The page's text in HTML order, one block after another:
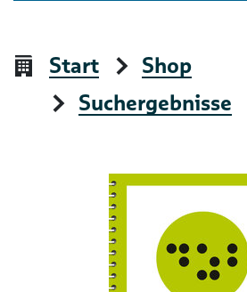
Start
Shop
Suchergebnisse